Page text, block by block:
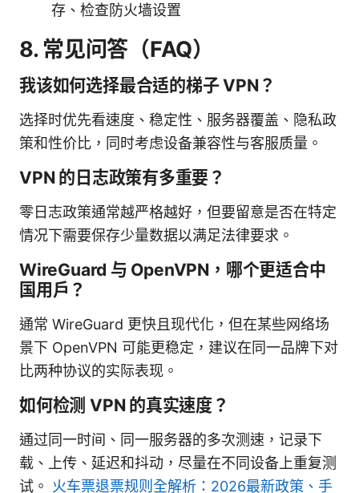
存、检查防火墙设置
8. 常见问答（FAQ）
我该如何选择最合适的梯子 VPN？
选择时优先看速度、稳定性、服务器覆盖、隐私政
策和性价比，同时考虑设备兼容性与客服质量。
VPN 的日志政策有多重要？
零日志政策通常越严格越好，但要留意是否在特定
情况下需要保存少量数据以满足法律要求。
WireGuard 与 OpenVPN，哪个更适合中
国用户？
通常 WireGuard 更快且现代化，但在某些网络场
景下 OpenVPN 可能更稳定，建议在同一品牌下对
比两种协议的实际表现。
如何检测 VPN 的真实速度？
通过同一时间、同一服务器的多次测速，记录下
载、上传、延迟和抖动，尽量在不同设备上重复测
试。 火车票退票规则全解析：2026最新政策、手